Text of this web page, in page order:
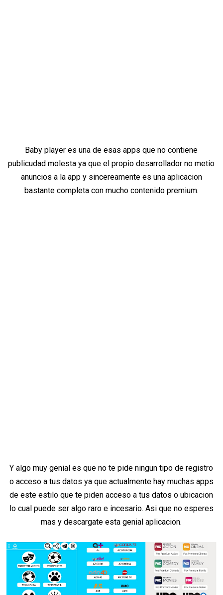
Baby player es una de esas apps que no contiene
publicudad molesta ya que el propio desarrollador no metio
anuncios a la app y sincereamente es una aplicacion
bastante completa con mucho contenido premium.
Y algo muy genial es que no te pide ningun tipo de registro
o acceso a tus datos ya que actualmente hay muchas apps
de este estilo que te piden acceso a tus datos o ubicacion
lo cual puede ser algo raro e incesario. Asi que no esperes
mas y descargate esta genial aplicacion.